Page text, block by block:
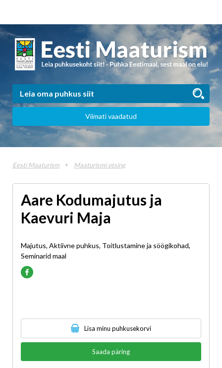
Viimati vaadatud
Eesti Maaturism Maaturismi otsing
Aare Kodumajutus ja
Kaevuri Maja
Majutus, Aktiivne puhkus, Toitlustamine ja söögikohad,
Seminarid maal
Lisa minu puhkusekorvi
Saada päring